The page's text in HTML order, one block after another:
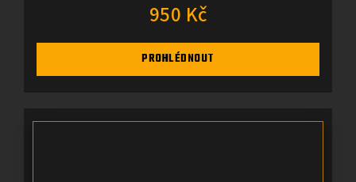
950 Kč
PROHLÉDNOUT